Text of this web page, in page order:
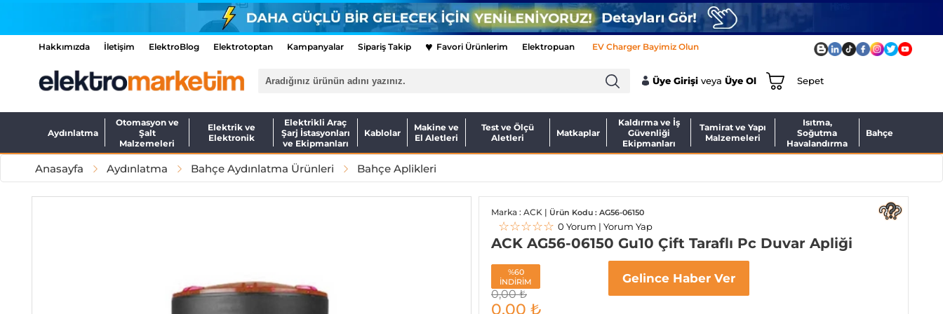
Hakkımızda İletişim ElektroBlog Elektrotoptan Kampanyalar Sipariş Takip ♥ Favori Ürünlerim Elektropuan EV Charger Bayimiz Olun
Üye Girişi veyaÜye Ol Sepet
Aydınlatma
Otomasyon ve
Şalt
Malzemeleri
Elektrik ve
Elektronik
Elektrikli Araç
Şarj İstasyonları
ve Ekipmanları
Kablolar
Makine ve
El Aletleri
Test ve Ölçü
Aletleri
Matkaplar
Kaldırma ve İş
Güvenliği
Ekipmanları
Tamirat ve Yapı
Malzemeleri
Isıtma,
Soğutma
Havalandırma
Bahçe
Anasayfa Aydınlatma Bahçe Aydınlatma Ürünleri Bahçe Aplikleri
Marka : ACK | Ürün Kodu : AG56-06150
☆☆☆☆☆ 0 Yorum | Yorum Yap
ACK AG56-06150 Gu10 Çift Taraflı Pc Duvar Apliği
%60
İNDİRİM
0,00₺
0,00 ₺
Gelince Haber Ver